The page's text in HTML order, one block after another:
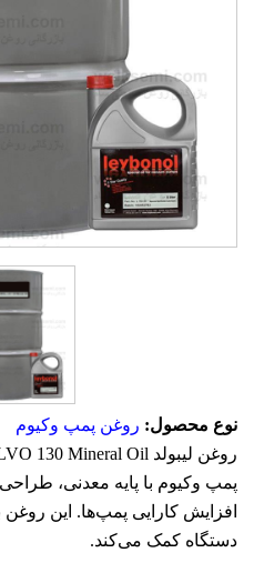
نوع محصول: روغن پمپ وکیوم
پمپ وکیوم با پایه معدنی،
افزایش کارایی پمپ‌ها. این
دستگاه کمک می‌کند.